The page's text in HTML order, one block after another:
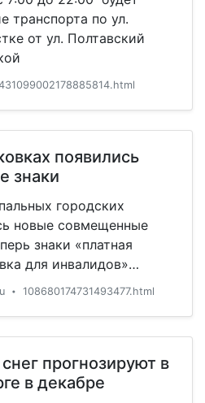
транспорта по ул.
от ул. Полтавский
появились
знаки
городских
новые совмещенные
знаки «платная
для инвалидов»
• 108680174731493477.html
прогнозируют в
в декабре